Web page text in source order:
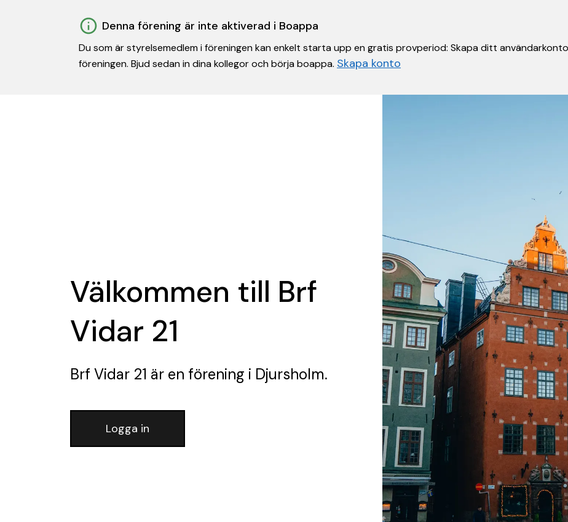
Denna förening är inte aktiverad i Boappa
Du som är styrelsemedlem i föreningen kan enkelt starta upp en gratis provperiod: Skapa ditt
föreningen. Bjud sedan in dina kollegor och börja boappa. Skapa konto
Välkommen till Brf
Vidar 21
Brf Vidar 21 är en förening i Djursholm.
Logga in